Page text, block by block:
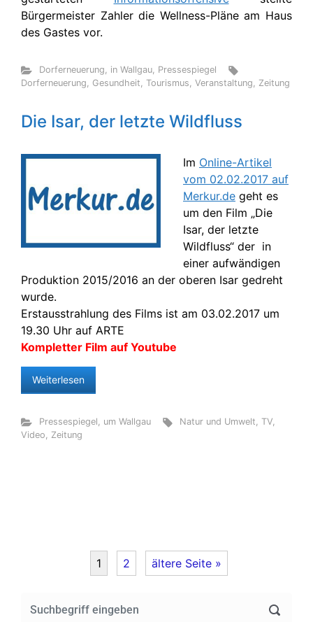
Bürgermeister Zahler die Wellness-Pläne am Haus
des Gastes vor.
Dorferneuerung, in Wallgau, Pressespiegel
Dorferneuerung, Gesundheit, Tourismus, Veranstaltung, Zeitung
Die Isar, der letzte Wildfluss
Im Online-Artikel
vom 02.02.2017 auf
Merkur.de geht es
um den Film „Die
Isar, der letzte
Wildfluss“ der in
einer aufwändigen
Produktion 2015/2016 an der oberen Isar gedreht
wurde.
Erstausstrahlung des Films ist am 03.02.2017 um
19.30 Uhr auf ARTE
Kompletter Film auf Youtube
Weiterlesen
Pressespiegel, um Wallgau Natur und Umwelt,TV,
Video, Zeitung
1 2 ältere Seite »